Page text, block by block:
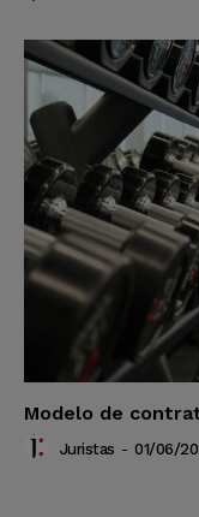
Modelo de
Juristas - 01/06/